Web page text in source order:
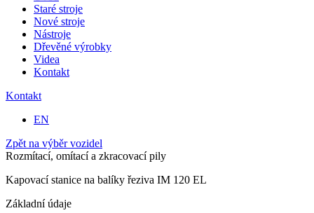
Staré stroje
Nové stroje
Nástroje
Dřevěné výrobky
Videa
Kontakt
Kontakt
EN
Zpět na výběr vozidel
Rozmítací, omítací a zkracovací pily
Kapovací stanice na balíky řeziva IM 120 EL
Základní údaje